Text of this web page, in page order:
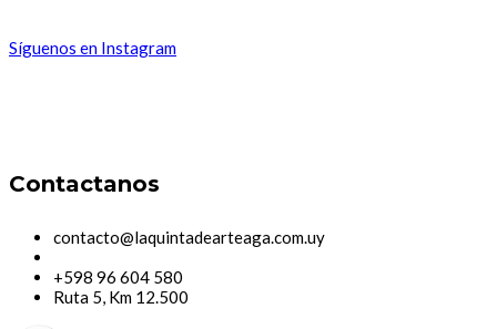
Síguenos en Instagram
Contactanos
contacto@laquintadearteaga.com.uy
+598 96 604 580
Ruta 5, Km 12.500